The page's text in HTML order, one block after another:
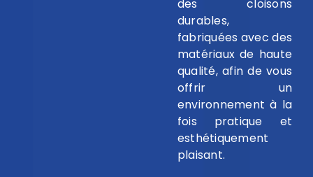
des cloisons
durables,
fabriquées avec des
matériaux de haute
qualité, afin de vous
offrir un
environnement à la
fois pratique et
esthétiquement
plaisant.